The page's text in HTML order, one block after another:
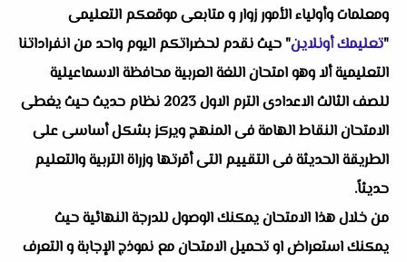
ومعلمات وأولياء الأمور زوار و متابعى موقعكم التعليمى
"تعليمك أونلاين" حيث نقدم لحضراتكم اليوم واحد من انفراداتنا
التعليمية ألا وهوامتحان اللغة العربية محافظة الاسماعيلية
للصف الثالث الاعدادى الترم الاول 2023
نظام حديث حيث يغطى
الامتحان النقاط الهامة فى المنهج ويركز بشكل أساسى على
الطريقة الحديثة فى التقييم التى أقرتها وزراة التربية والتعليم
حديثاً.
من خلال هذا الامتحان يمكنك الوصول للدرجة النهائية حيث
يمكنك استعراض او تحميل الامتحان مع نموذج الإجابة و التعرف